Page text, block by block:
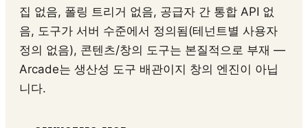
집 없음, 폴링 트리거 없음, 공급자 간 통합 API 없
음, 도구가 서버 수준에서 정의됨(테넌트별 사용자
정의 없음), 콘텐츠/창의 도구는 본질적으로 부재 —
Arcade는 생산성 도구 배관이지 창의 엔진이 아닙
니다.